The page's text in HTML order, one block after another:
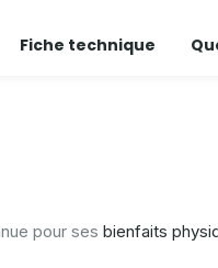
Fiche technique
pour ses bienfaits